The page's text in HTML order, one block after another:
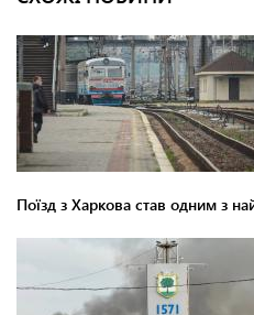
Поїзд з Харкова став одним з